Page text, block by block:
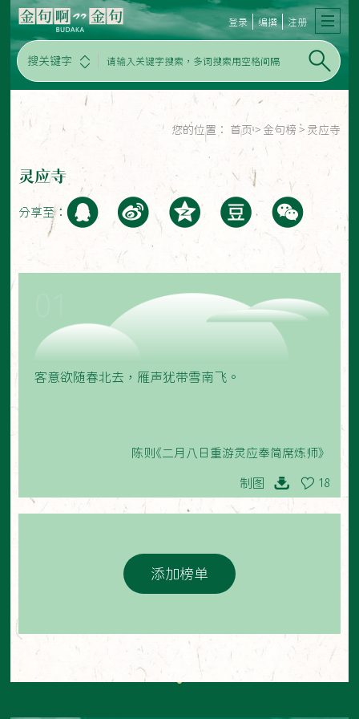
搜关键字
登录 编撰 注册
您的位置： 首页 > 金句榜 > 灵应寺
灵应寺
分享至：
客意欲随春北去，雁声犹带雪南飞。
陈则《二月八日重游灵应奉简席炼师》
制图 18
添加榜单